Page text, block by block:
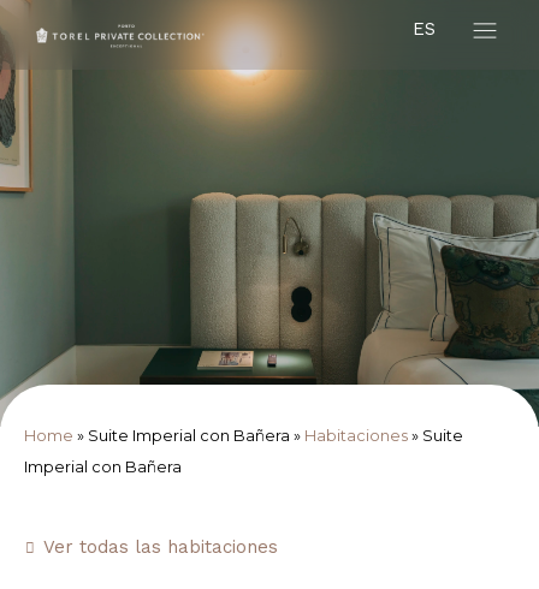
ES
Home » Suite Imperial con Bañera » Habitaciones » Suite
Imperial con Bañera
Ver todas las habitaciones